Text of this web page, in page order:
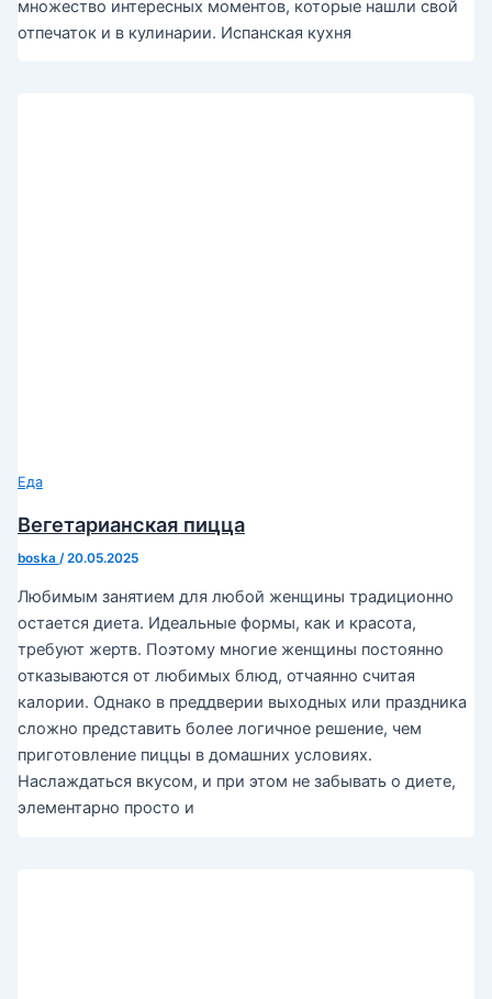
множество интересных моментов, которые нашли свой
отпечаток и в кулинарии. Испанская кухня
Еда
Вегетарианская пицца
boska /20.05.2025
Любимым занятием для любой женщины традиционно
остается диета. Идеальные формы, как и красота,
требуют жертв. Поэтому многие женщины постоянно
отказываются от любимых блюд, отчаянно считая
калории. Однако в преддверии выходных или праздника
сложно представить более логичное решение, чем
приготовление пиццы в домашних условиях.
Наслаждаться вкусом, и при этом не забывать о диете,
элементарно просто и